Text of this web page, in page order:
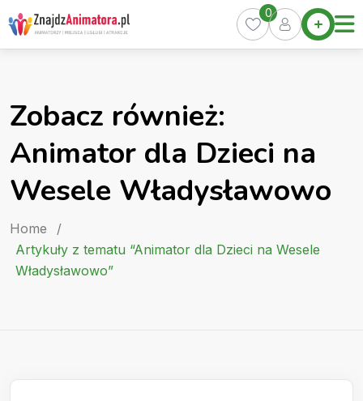
Skip
to
content
Home
Oferty
Kurs
Artykuły
0
Zobacz również:
Animator dla Dzieci na
Wesele Władysławowo
Home
/
Artykuły z tematu “Animator dla Dzieci na Wesele
Władysławowo”